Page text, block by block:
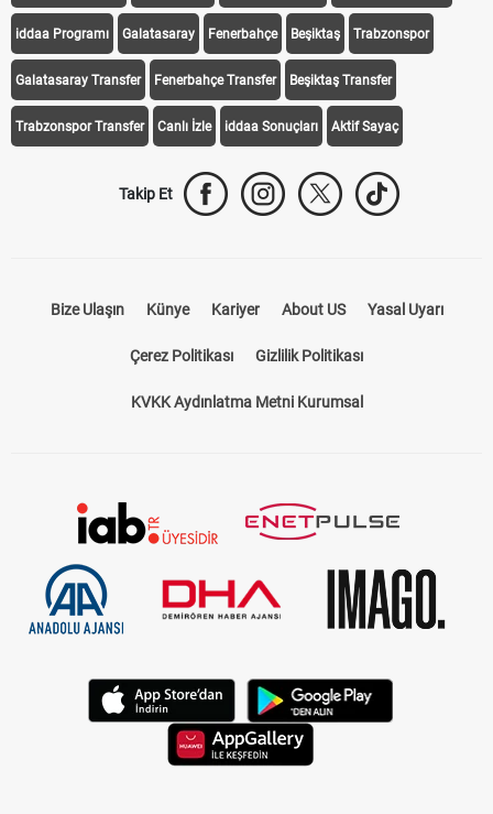
iddaa Programı Galatasaray Fenerbahçe Beşiktaş Trabzonspor
Galatasaray Transfer Fenerbahçe Transfer Beşiktaş Transfer
Trabzonspor Transfer Canlı İzle iddaa Sonuçları Aktif Sayaç
Takip Et
Bize Ulaşın Künye Kariyer About US Yasal Uyarı
Çerez Politikası Gizlilik Politikası
KVKK Aydınlatma Metni Kurumsal